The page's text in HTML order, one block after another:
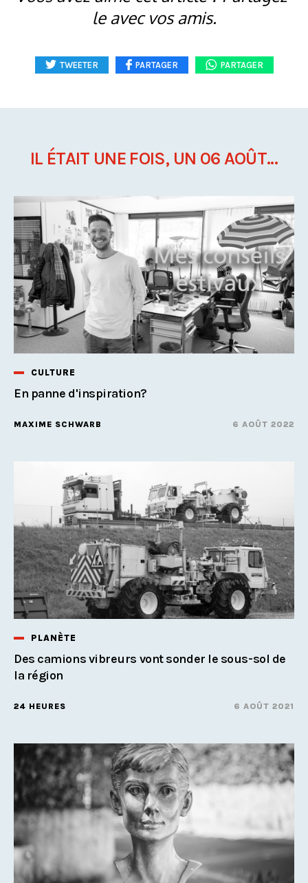
le avec vos amis.
TWEETER PARTAGER PARTAGER
IL ÉTAIT UNE FOIS, UN 06 AOÛT...
CULTURE
En panne d'inspiration?
MAXIME SCHWARB 6 AOÛT 2022
PLANÈTE
Des camions vibreurs vont sonder le sous-sol de
la région
24 HEURES 6 AOÛT 2021